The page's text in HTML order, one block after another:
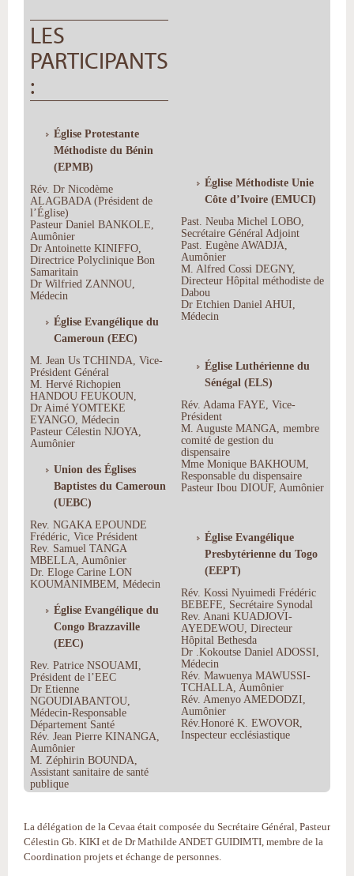
LES
PARTICIPANTS
:
Église Protestante
Méthodiste du Bénin
(EPMB)
Rév. Dr Nicodème
ALAGBADA (Président de
l’Église)
Pasteur Daniel BANKOLE,
Aumônier
Dr Antoinette KINIFFO,
Directrice Polyclinique Bon
Samaritain
Dr Wilfried ZANNOU,
Médecin
Église Evangélique du
Cameroun (EEC)
M. Jean Us TCHINDA, Vice-
Président Général
M. Hervé Richopien
HANDOU FEUKOUN,
Dr Aimé YOMTEKE
EYANGO, Médecin
Pasteur Célestin NJOYA,
Aumônier
Union des Églises
Baptistes du Cameroun
(UEBC)
Rev. NGAKA EPOUNDE
Frédéric, Vice Président
Rev. Samuel TANGA
MBELLA, Aumônier
Dr. Eloge Carine LON
KOUMANIMBEM, Médecin
Église Evangélique du
Congo Brazzaville
(EEC)
Rev. Patrice NSOUAMI,
Président de l’EEC
Dr Etienne
NGOUDIABANTOU,
Médecin-Responsable
Département Santé
Rév. Jean Pierre KINANGA,
Aumônier
M. Zéphirin BOUNDA,
Assistant sanitaire de santé
publique
Église Méthodiste Unie
Côte d’Ivoire (EMUCI)
Past. Neuba Michel LOBO,
Secrétaire Général Adjoint
Past. Eugène AWADJA,
Aumônier
M. Alfred Cossi DEGNY,
Directeur Hôpital méthodiste de
Dabou
Dr Etchien Daniel AHUI,
Médecin
Église Luthérienne du
Sénégal (ELS)
Rév. Adama FAYE, Vice-
Président
M. Auguste MANGA, membre
comité de gestion du
dispensaire
Mme Monique BAKHOUM,
Responsable du dispensaire
Pasteur Ibou DIOUF, Aumônier
Église Evangélique
Presbytérienne du Togo
(EEPT)
Rév. Kossi Nyuimedi Frédéric
BEBEFE, Secrétaire Synodal
Rev. Anani KUADJOVI-
AYEDEWOU, Directeur
Hôpital Bethesda
Dr .Kokoutse Daniel ADOSSI,
Médecin
Rév. Mawuenya MAWUSSI-
TCHALLA, Aumônier
Rév. Amenyo AMEDODZI,
Aumônier
Rév.Honoré K. EWOVOR,
Inspecteur ecclésiastique
La délégation de la Cevaa était composée du Secrétaire Général, Pasteur
Célestin Gb. KIKI et de Dr Mathilde ANDET GUIDIMTI, membre de la
Coordination projets et échange de personnes.